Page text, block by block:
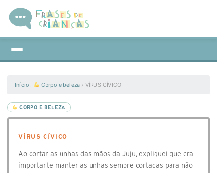
Início › Corpo e beleza › VÍRUS CÍVICO
CORPO E BELEZA
VÍRUS CÍVICO
Ao cortar as unhas das mãos da Juju, expliquei que era
importante manter as unhas sempre cortadas para não